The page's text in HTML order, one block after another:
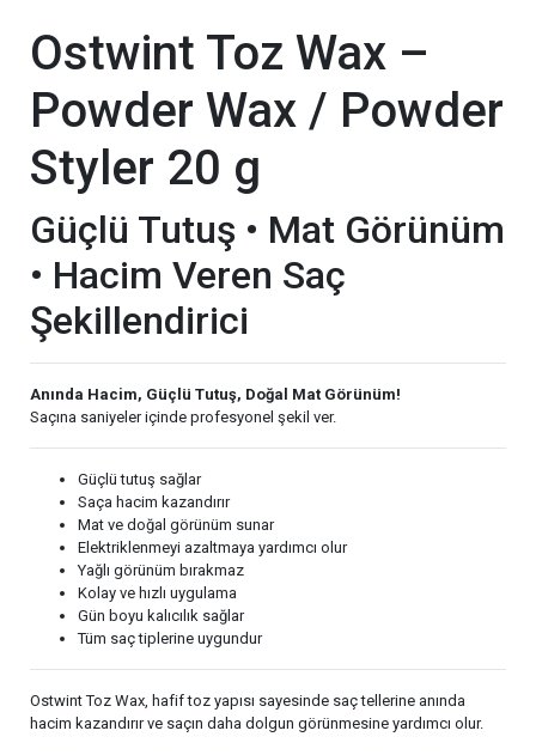
Ostwint Toz Wax –
Powder Wax / Powder
Styler 20 g
Güçlü Tutuş • Mat Görünüm
• Hacim Veren Saç
Şekillendirici
Anında Hacim, Güçlü Tutuş, Doğal Mat Görünüm!
Saçına saniyeler içinde profesyonel şekil ver.
Güçlü tutuş sağlar
Saça hacim kazandırır
Mat ve doğal görünüm sunar
Elektriklenmeyi azaltmaya yardımcı olur
Yağlı görünüm bırakmaz
Kolay ve hızlı uygulama
Gün boyu kalıcılık sağlar
Tüm saç tiplerine uygundur
Ostwint Toz Wax, hafif toz yapısı sayesinde saç tellerine anında
hacim kazandırır ve saçın daha dolgun görünmesine yardımcı olur.